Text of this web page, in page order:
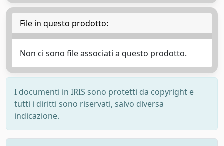
File in questo prodotto:
Non ci sono file associati a questo prodotto.
I documenti in IRIS sono protetti da copyright e
tutti i diritti sono riservati, salvo diversa
indicazione.